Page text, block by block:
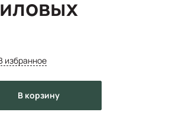
избранное
в корзину